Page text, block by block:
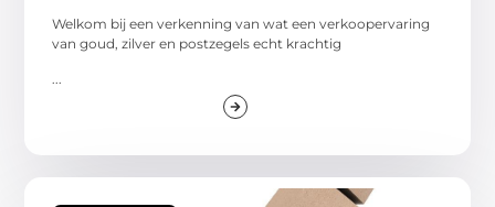
Welkom bij een verkenning van wat een verkoopervaring
van goud, zilver en postzegels echt krachtig
...